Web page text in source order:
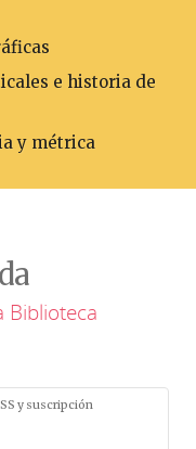
e historia de
y métrica
Biblioteca
y suscripción